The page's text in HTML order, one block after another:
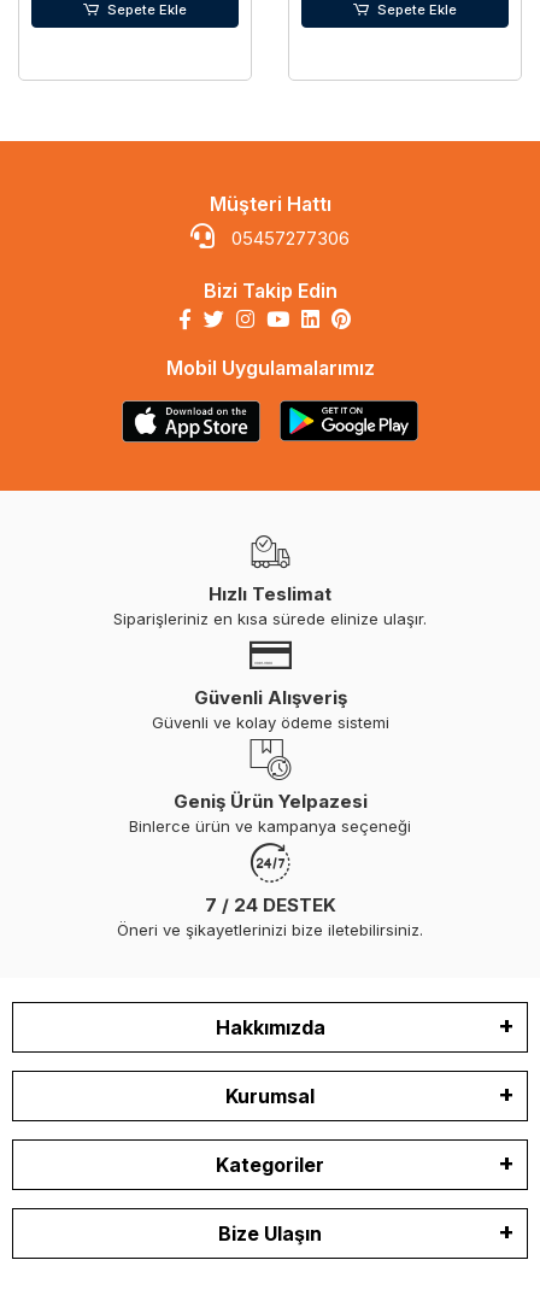
Sepete Ekle Sepete Ekle
Müşteri Hattı
05457277306
Bizi Takip Edin
Mobil Uygulamalarımız
Hızlı Teslimat
Siparişleriniz en kısa sürede elinize ulaşır.
Güvenli Alışveriş
Güvenli ve kolay ödeme sistemi
Geniş Ürün Yelpazesi
Binlerce ürün ve kampanya seçeneği
7 / 24 DESTEK
Öneri ve şikayetlerinizi bize iletebilirsiniz.
Hakkımızda
Kurumsal
Kategoriler
Bize Ulaşın